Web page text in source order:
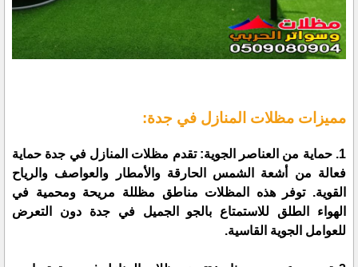
مميزات مظلات المنازل في جدة:
1. حماية من العناصر الجوية: تقدم مظلات المنازل في جدة حماية
فعالة من أشعة الشمس الحارقة والأمطار والعواصف والرياح
القوية. توفر هذه المظلات مناطق مظللة مريحة ومحمية في
الهواء الطلق للاستمتاع بالجو الجميل في جدة دون التعرض
للعوامل الجوية القاسية.